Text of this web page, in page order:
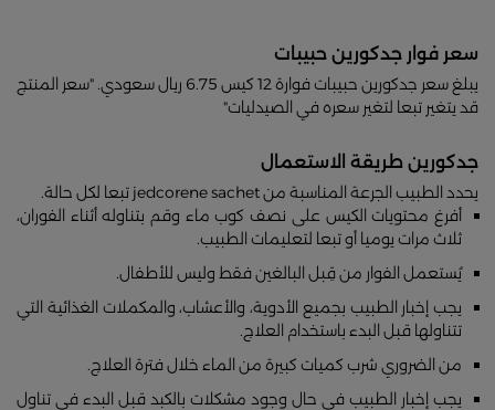
سعر فوار جدكورين حبيبات
يبلغ سعر جدكورين حبيبات فوارة 12 كيس 6.75 ريال سعودي. "سعر المنتج
قد يتغير تبعا لتغير سعره في الصيدليات"
جدكورين طريقة الاستعمال
يحدد الطبيب الجرعة المناسبة من jedcorene sachet تبعا لكل حالة.
أفرغ محتويات الكيس على نصف كوب ماء وقم بتناوله أثناء الفوران،
ثلاث مرات يوميا أو تبعا لتعليمات الطبيب.
يُستعمل الفوار من قِبل البالغين فقط وليس للأطفال.
يجب إخبار الطبيب بجميع الأدوية، والأعشاب، والمكملات الغذائية التي
تتناولها قبل البدء باستخدام العلاج.
من الضروري شرب كميات كبيرة من الماء خلال فترة العلاج.
يجب إخبار الطبيب في حال وجود مشكلات بالكبد قبل البدء في تناول